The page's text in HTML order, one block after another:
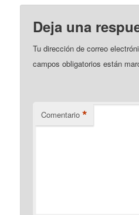
Deja una
Tu dirección de correo
campos obligatorios están
Comentario *